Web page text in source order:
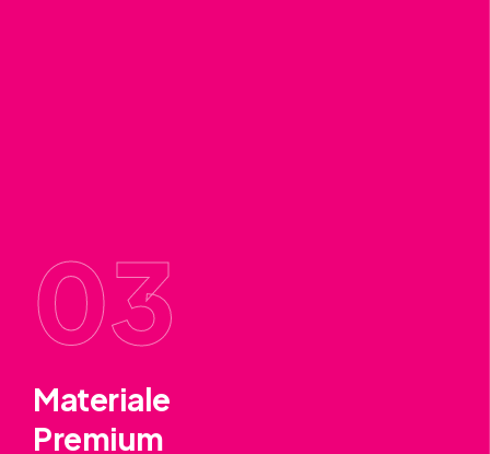
03
Materiale
Premium